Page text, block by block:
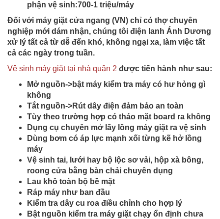
phận vệ sinh:700-1 triệu/máy
Đối với máy giặt cửa ngang (VN) chỉ có thợ chuyên
nghiệp mới dám nhận, chúng tôi điện lanh Ánh Dương
xử lý tất cả từ dễ đến khó, không ngại xa, làm việc tất
cả các ngày trong tuần.
Vệ sinh máy giặt tại nhà quận 2 được tiến hành như sau:
Mở nguồn->bật máy kiểm tra máy có hư hỏng gì
không
Tắt nguồn->Rút dây điện đảm bảo an toàn
Tùy theo trường hợp có tháo mặt board ra không
Dụng cụ chuyên mở lấy lồng máy giặt ra vệ sinh
Dùng bơm có áp lực mạnh xối từng kẽ hở lồng
máy
Vệ sinh tai, lưới hay bộ lộc sơ vải, hộp xà bông,
roong cửa bằng bàn chải chuyên dụng
Lau khô toàn bộ bề mặt
Ráp máy như ban đầu
Kiểm tra dây cu roa điều chỉnh cho hợp lý
Bật nguồn kiểm tra máy giặt chạy ổn định chưa